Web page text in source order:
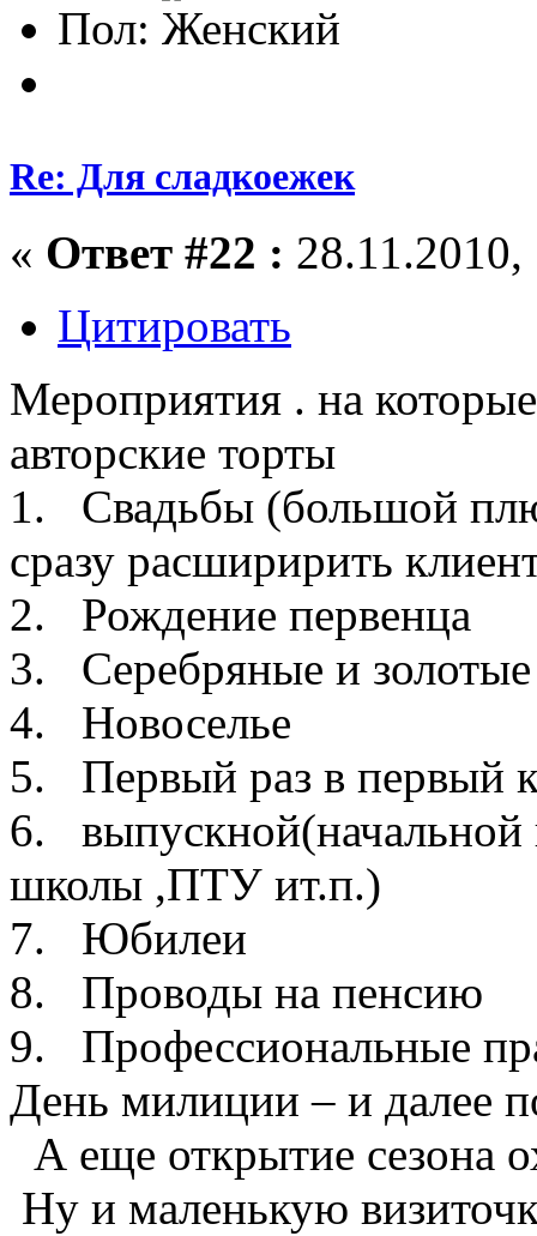
Пол:
Re: Для сладкоежек
« Ответ #22 :
Цитировать
Мероприятия . на
авторские торты
1. Свадьбы (большой
сразу расширирить
2. Рождение первенца
3. Серебряные и золотые
4. Новоселье
5. Первый раз в первый
6.
школы ,ПТУ ит.п.)
7. Юбилеи
8. Проводы на пенсию
9. Профессиональные
День милиции – и далее
А еще открытие сезона
Ну и маленькую